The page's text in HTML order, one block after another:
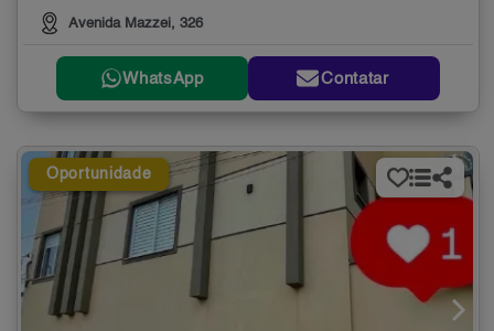
Avenida Mazzei, 326
WhatsApp Contatar
Oportunidade